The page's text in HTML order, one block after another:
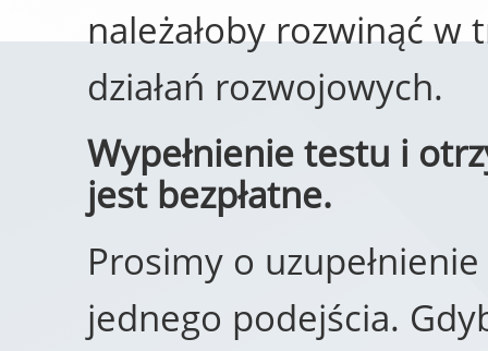
należałoby rozwinąć w
działań rozwojowych.
Wypełnienie testu i
jest bezpłatne.
Prosimy o
jednego podejścia.